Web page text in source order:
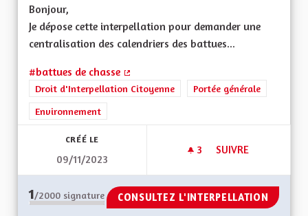
Bonjour,
Je dépose cette interpellation pour demander une
centralisation des calendriers des battues...
#battues de chasse
(Lien externe)
Droit d'Interpellation Citoyenne
Portée générale
Environnement
CRÉÉ LE
09/11/2023
3 3 ABONNÉS
SUIVRE
1/2000 signature CONSULTEZ L'INTERPELLATION